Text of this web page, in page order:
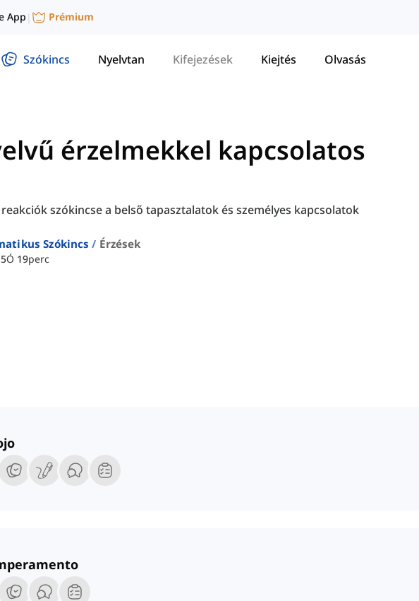
App | Prémium
Szókincs Nyelvtan Kifejezések Kiejtés Olvasás
érzelmekkel kapcsolatos
szókincse a belső tapasztalatok és személyes kapcsolatok
Szókincs Érzések
5Ó 19perc